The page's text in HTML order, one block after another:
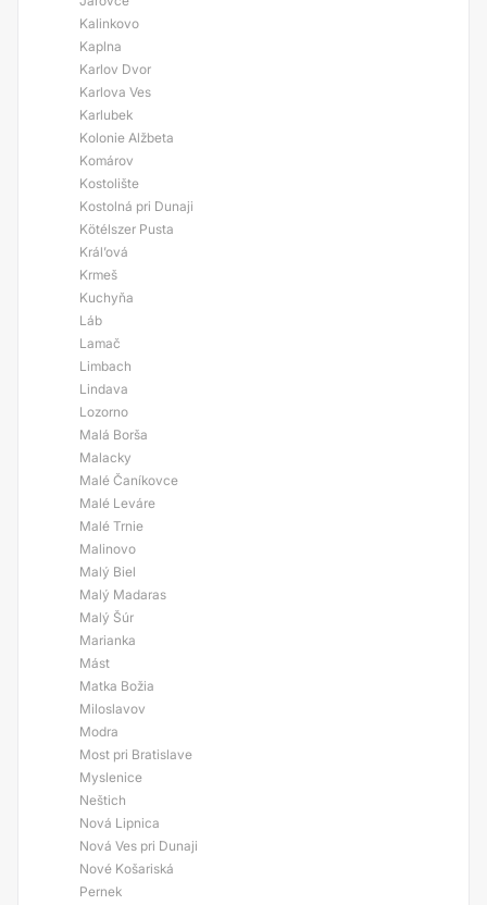
Kalinkovo
Kaplna
Karlov Dvor
Karlova Ves
Karlubek
Kolonie Alžbeta
Komárov
Kostolište
Kostolná pri Dunaji
Kötélszer Pusta
Král’ová
Krmeš
Kuchyňa
Láb
Lamač
Limbach
Lindava
Lozorno
Malá Borša
Malacky
Malé Čaníkovce
Malé Leváre
Malé Trnie
Malinovo
Malý Biel
Malý Madaras
Malý Šúr
Marianka
Mást
Matka Božia
Miloslavov
Modra
Most pri Bratislave
Myslenice
Neštich
Nová Lipnica
Nová Ves pri Dunaji
Nové Košariská
Pernek